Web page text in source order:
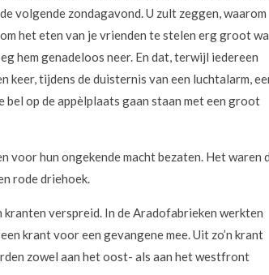
volgende zondagavond. U zult zeggen, waarom
het eten van je vrienden te stelen erg groot
hem genadeloos neer. En dat, terwijl iedereen
keer, tijdens de duisternis van een luchtalarm,
op de appèlplaats gaan staan met een groot
voor hun ongekende macht bezaten. Het waren
rode driehoek.
verspreid. In de Aradofabrieken werkten
krant voor een gevangene mee. Uit zo’n krant
zowel aan het oost- als aan het westfront